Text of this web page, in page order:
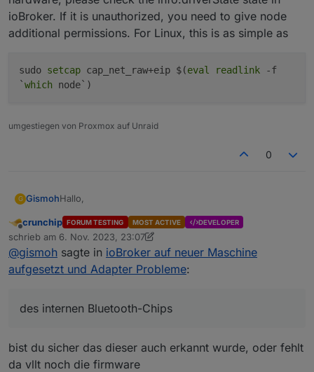
ioBroker. If it is unauthorized, you need to give node
additional permissions. For Linux, this is as simple as
sudo setcap cap_net_raw+eip $(eval readlink -f
`which node`)
umgestiegen von Proxmox auf Unraid
0
G GismohHallo,
ich ziehe gerade den ioBroker vom Raspi 4 (docker)
zu einem Lenovo ThinkCentre M910Q Tiny mit
Proxmox um.
ioBroker lasse ich dort in einer VM laufen, wegen
Weitergabe des internen Bluetooth-Chips.
Auf dem Raspi läuft ioBroker unter
Habe nach dem der ioBroker unter der VM installiert
durchgeführt, und dieses dann in der VM wieder
eingespielt.
Erst war das Webinterface:8081 nicht mehr zu
Offline
crunchip FORUM TESTING MOST ACTIVE DEVELOPER
schrieb am 6. Nov. 2023, 23:07
zuletzt editiert von crunchip11. Juli 2023, 00:15
@gismoh sagte in ioBroker auf neuer Maschine
aufgesetzt und Adapter Probleme:
des internen Bluetooth-Chips
bist du sicher das dieser auch erkannt wurde, oder fehlt
da vllt noch die firmware